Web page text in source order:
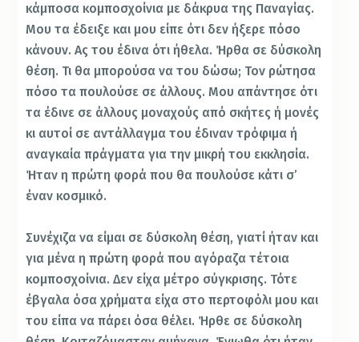
κάμποσα κομποσχοίνια με δάκρυα της Παναγίας.
Μου τα έδειξε και μου είπε ότι δεν ήξερε πόσο
κάνουν. Ας του έδινα ότι ήθελα. Ήρθα σε δύσκολη
θέση. Τι θα μπορούσα να του δώσω; Τον ρώτησα
πόσο τα πουλούσε σε άλλους. Μου απάντησε ότι
τα έδινε σε άλλους μοναχούς από σκήτες ή μονές
κι αυτοί σε αντάλλαγμα του έδιναν τρόφιμα ή
αναγκαία πράγματα για την μικρή του εκκλησία.
Ήταν η πρώτη φορά που θα πουλούσε κάτι σ’
έναν κοσμικό.
Συνέχιζα να είμαι σε δύσκολη θέση, γιατί ήταν και
για μένα η πρώτη φορά που αγόραζα τέτοια
κομποσχοίνια. Δεν είχα μέτρο σύγκρισης. Τότε
έβγαλα όσα χρήματα είχα στο περτοφόλι μου και
του είπα να πάρει όσα θέλει. Ήρθε σε δύσκολη